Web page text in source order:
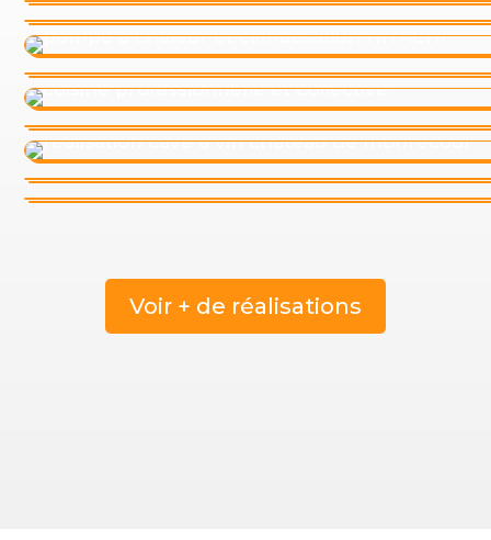
Voir + de réalisations